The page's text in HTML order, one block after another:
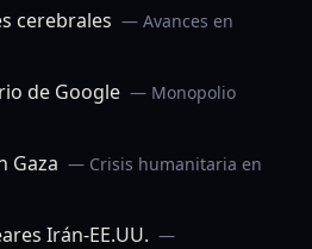
cerebrales — Avances en
de Google — Monopolio
Gaza — Crisis humanitaria en
Irán-EE.UU. —